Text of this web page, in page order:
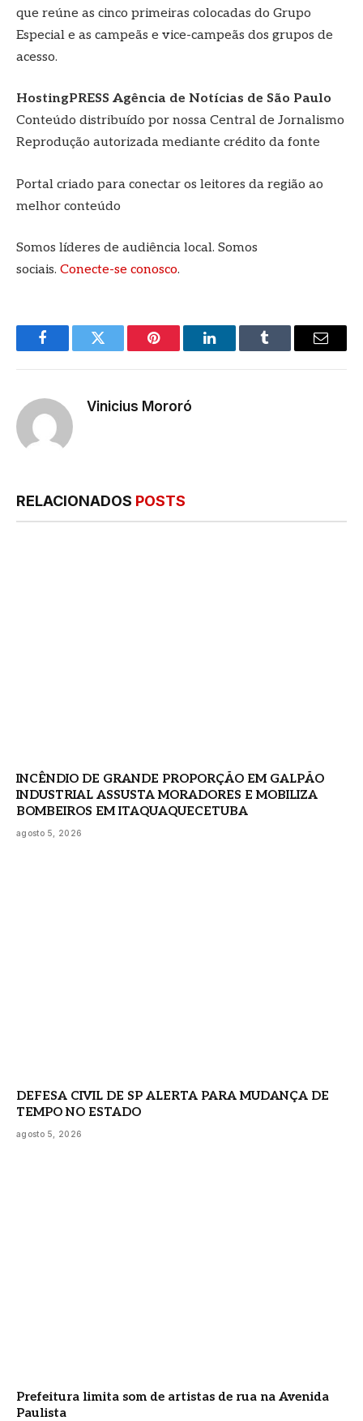
que reúne as cinco primeiras colocadas do Grupo
Especial e as campeãs e vice-campeãs dos grupos de
acesso.
HostingPRESS Agência de Notícias de São Paulo
Conteúdo distribuído por nossa Central de Jornalismo
Reprodução autorizada mediante crédito da fonte
Portal criado para conectar os leitores da região ao
melhor conteúdo
Somos líderes de audiência local. Somos
sociais. Conecte-se conosco.
FacebookTwitter Pinterest LinkedInTumblr
E-
Vinicius Mororó
RELACIONADOS POSTS
INCÊNDIO DE GRANDE PROPORÇÃO EM GALPÃO
INDUSTRIAL ASSUSTA MORADORES E MOBILIZA
BOMBEIROS EM ITAQUAQUECETUBA
agosto 5, 2026
DEFESA CIVIL DE SP ALERTA PARA MUDANÇA DE
TEMPO NO ESTADO
agosto 5, 2026
Prefeitura limita som de artistas de rua na Avenida
Paulista